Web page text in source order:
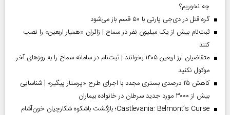
چه نخوریم؟
گره قتل در دی‌جی پارتی با ۵۰ قسم باز می‌شود
ثبت‌نام بیش از یک میلیون نفر در سماح | زائران «همیار اربعین» را نصب
کنند
متقاضیان ارز اربعین ۱۴۰۵ بخوانند | ثبت‌نام در سامانه سماح را به روز‌های آخر
موکول نکنید
کاهش ۲۵ درصدی بستری مجدد با اجرای طرح «پرستار پیگیر» | شناسایی
بیش از ۳۰۰۰ مورد جدید سرطان در خانواده بیماران
Castlevania: Belmont’s Curse؛ بازگشت باشکوه شکارچیان خون‌آشام